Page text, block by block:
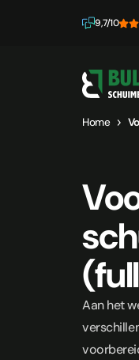
9,7/10
Home
Aan het